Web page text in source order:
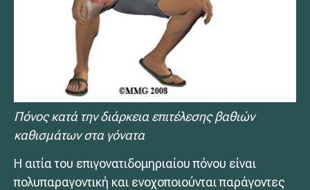
Πόνος κατά την διάρκεια επιτέλεσης βαθιών
καθισμάτων στα γόνατα
Η αιτία του επιγονατιδομηριαίου πόνου είναι
πολυπαραγοντική και ενοχοποιούνται παράγοντες